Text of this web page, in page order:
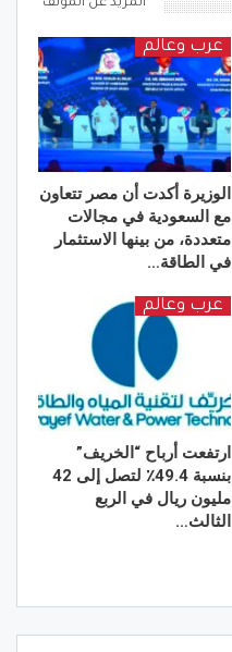
المزيد عن المؤلف
عرب وعالم
الوزيرة أكدت أن مصر تتعاون
مع السعودية في مجالات
متعددة، من بينها الاستثمار
في الطاقة…
عرب وعالم
ارتفعت أرباح “الخريف”
بنسبة 49.4٪ لتصل إلى 42
مليون ريال في الربع
الثالث…